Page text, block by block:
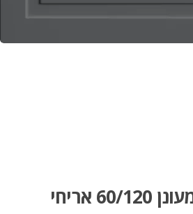
חיפוי קיר תכלת מעונן 60/120 אריחי